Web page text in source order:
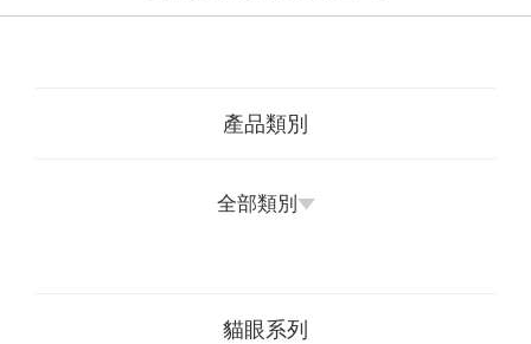
產品類別
全部類別
貓眼系列